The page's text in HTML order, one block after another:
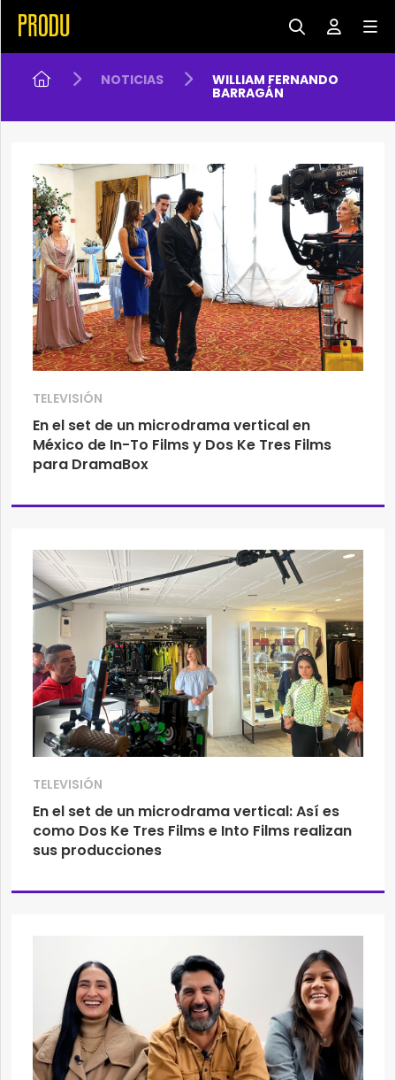
NOTICIAS WILLIAM FERNANDO
BARRAGÁN
TELEVISIÓN
En el set de un microdrama vertical en
México de In-To Films y Dos Ke Tres Films
para DramaBox
TELEVISIÓN
En el set de un microdrama vertical: Así es
como Dos Ke Tres Films e Into Films realizan
sus producciones